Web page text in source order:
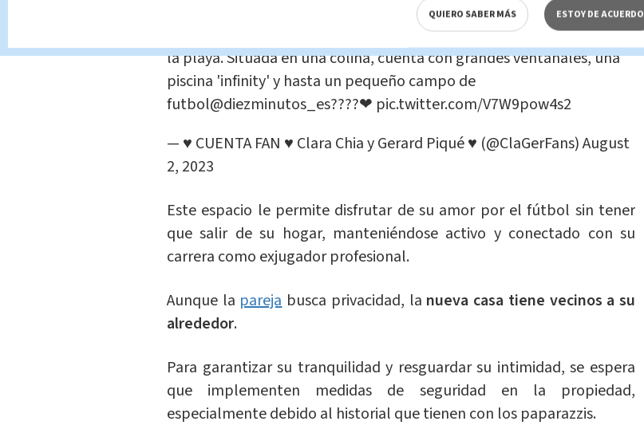
Gerard y Clara han decidido tener otro nido de amor a las afueras de
Barcelona. La casa está en el campo, en una montaña, y muy cerca de
la playa. Situada en una colina, cuenta con grandes ventanales, una
piscina 'infinity' y hasta un pequeño campo de
futbol@diezminutos_es????❤ pic.twitter.com/V7W9pow4s2
— ♥ CUENTA FAN ♥ Clara Chia y Gerard Piqué ♥ (@ClaGerFans)August
2, 2023
Este espacio le permite disfrutar de su amor por el fútbol sin tener
que salir de su hogar, manteniéndose activo y conectado con su
carrera como exjugador profesional.
Aunque la parejabusca privacidad, la nueva casa tiene vecinos a su
alrededor.
Para garantizar su tranquilidad y resguardar su intimidad, se espera
que implementen medidas de seguridad en la propiedad,
especialmente debido al historial que tienen con los paparazzis.
QUIERO SABER MÁS ESTOY DE ACUERDO